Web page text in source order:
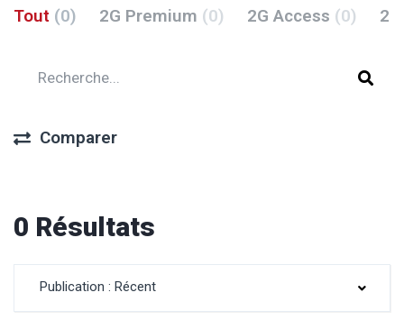
Tout (0) 2G Premium (0) 2G Access (0)
Comparer
0 Résultats
Publication : Récent